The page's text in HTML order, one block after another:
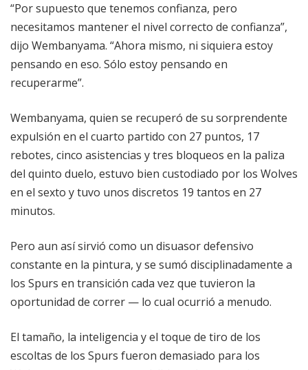
“Por supuesto que tenemos confianza, pero
necesitamos mantener el nivel correcto de confianza”,
dijo Wembanyama. “Ahora mismo, ni siquiera estoy
pensando en eso. Sólo estoy pensando en
recuperarme”.
Wembanyama, quien se recuperó de su sorprendente
expulsión en el cuarto partido con 27 puntos, 17
rebotes, cinco asistencias y tres bloqueos en la paliza
del quinto duelo, estuvo bien custodiado por los Wolves
en el sexto y tuvo unos discretos 19 tantos en 27
minutos.
Pero aun así sirvió como un disuasor defensivo
constante en la pintura, y se sumó disciplinadamente a
los Spurs en transición cada vez que tuvieron la
oportunidad de correr — lo cual ocurrió a menudo.
El tamaño, la inteligencia y el toque de tiro de los
escoltas de los Spurs fueron demasiado para los